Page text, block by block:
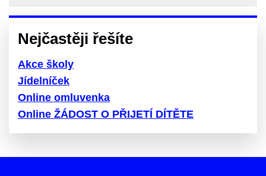
Nejčastěji řešíte
Akce školy
Jídelníček
Online omluvenka
Online ŽÁDOST O PŘIJETÍ DÍTĚTE